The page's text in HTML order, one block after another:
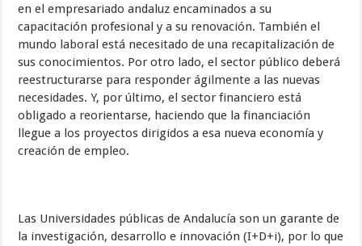
en el empresariado andaluz encaminados a su
capacitación profesional y a su renovación. También el
mundo laboral está necesitado de una recapitalización de
sus conocimientos. Por otro lado, el sector público deberá
reestructurarse para responder ágilmente a las nuevas
necesidades. Y, por último, el sector financiero está
obligado a reorientarse, haciendo que la financiación
llegue a los proyectos dirigidos a esa nueva economía y
creación de empleo.
Las Universidades públicas de Andalucía son un garante de
la investigación, desarrollo e innovación (I+D+i), por lo que